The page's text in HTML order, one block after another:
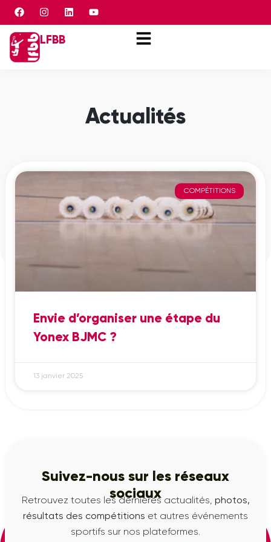
Panneau de gestion des cookies
LFBB
Actualités
COMPÉTITIONS
Envie d’organiser une étape du
Yonex BJMC ?
13 janvier 2025
Suivez-nous sur les réseaux
sociaux
Retrouvez toutes les dernières actualités, photos,
résultats des compétitions et autres événements
sportifs sur nos plateformes.